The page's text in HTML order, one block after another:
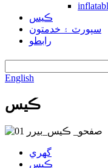
ڪيس
سپورٽ ۽ خدمتون
رابطو
English
ڪيس
گهري
ڪيس